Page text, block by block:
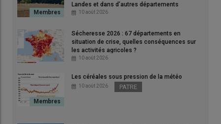
Le Premier ministre et moi-même sommes particulièrement
attentifs à la nécessité de pouvoir doter ces projets d’un
accompagnement financier robuste», a déclaré Annie
Genevard, le 4 juin à Bourg-en-Bresse, en réponse à
l’interpellation du nouveau
agriculteurs,Jocelyn Dubost .
Landes et dans d’autres départements
10 août 2026
Sécheresse 2026 : 67 départements en
situation de crise, quelles conséquences sur
les activités agricoles ?
10 août 2026
Les céréales sous pression de la météo
10 août 2026 PATRE